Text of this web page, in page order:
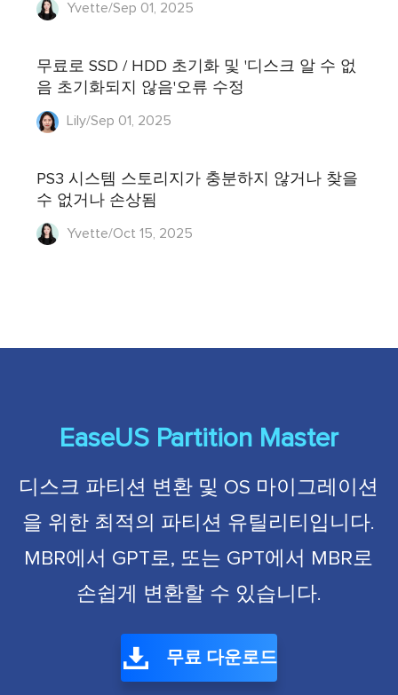
Yvette/Sep 01, 2025
무료로 SSD / HDD 초기화 및 '디스크 알 수 없
음 초기화되지 않음'오류 수정
Lily/Sep 01, 2025
PS3 시스템 스토리지가 충분하지 않거나 찾을
수 없거나 손상됨
Yvette/Oct 15, 2025
EaseUS Partition Master
디스크 파티션 변환 및 OS 마이그레이션
을 위한 최적의 파티션 유틸리티입니다.
MBR에서 GPT로, 또는 GPT에서 MBR로
손쉽게 변환할 수 있습니다.
무료 다운로드